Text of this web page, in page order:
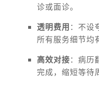
诊或面诊。
透明费用 ：不设
所有服务细节均
高效对接：病历
完成，缩短等待